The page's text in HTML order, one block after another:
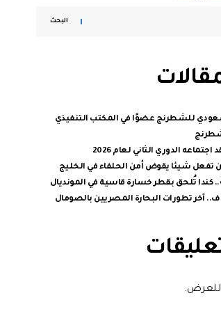
البحث
للشطرنج عضوًا في المكتب التنفيذي
اجتماعه الدوري الثاني لعام 2026
تفعل شيئا يقوض أمن الحلفاء في الخليج
تُلحق بقطر خسارة قاسية في المونديال
آخر تطورات البحارة المصريين بالصومال
للعرض.